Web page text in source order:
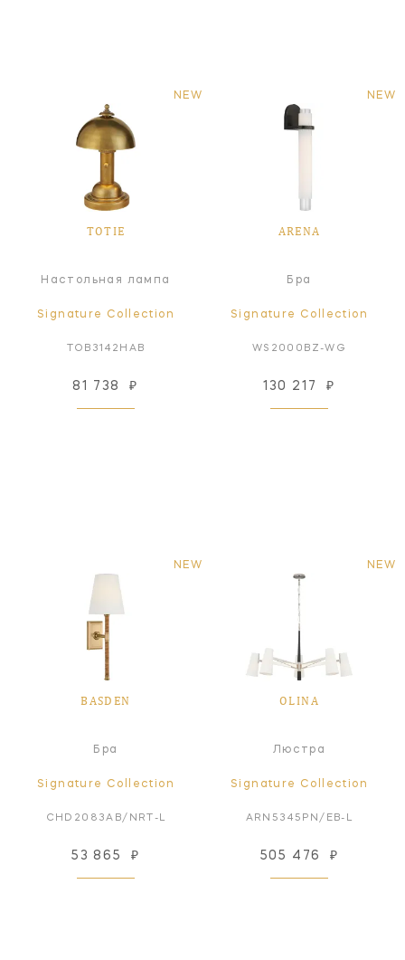
NEW
TOTIE
Настольная лампа
Signature Collection
TOB3142HAB
81 738 ₽
NEW
ARENA
Бра
Signature Collection
WS2000BZ-WG
130 217 ₽
NEW
BASDEN
Бра
Signature Collection
CHD2083AB/NRT-L
53 865 ₽
NEW
OLINA
Люстра
Signature Collection
ARN5345PN/EB-L
505 476 ₽